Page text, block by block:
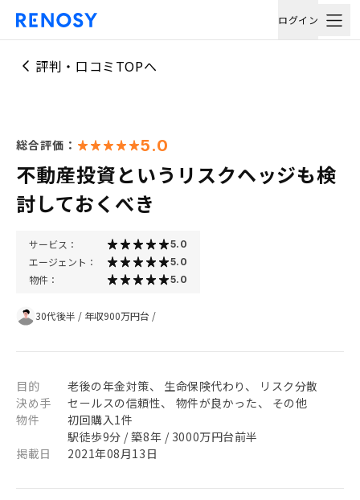
ログイン
評判・口コミTOPへ
総合評価： 5.0
不動産投資というリスクヘッジも検
討しておくべき
サービス： 5.0
エージェント： 5.0
物件： 5.0
30代後半 / 年収900万円台 /
目的
老後の年金対策、 生命保険代わり、 リスク分散
決め手
セールスの信頼性、 物件が良かった、 その他
物件
初回購入1件
駅徒歩9分 / 築8年 / 3000万円台前半
掲載日
2021年08月13日